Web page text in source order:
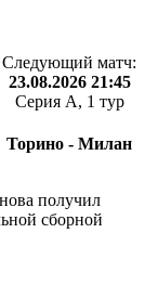
Следующий матч:
23.08.2026 21:45
Серия А, 1 тур
Торино - Милан
получил
сборной